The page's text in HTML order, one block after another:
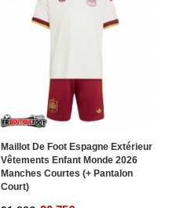
Maillot De Foot Espagne Extérieur
Vêtements Enfant Monde 2026
Manches Courtes (+ Pantalon
Court)